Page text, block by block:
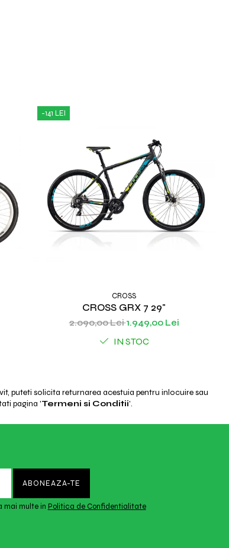
-141 LEI
CROSS
CROSS GRX 7 29"
2.090,00 Lei1.949,00 Lei
IN STOC
puteti solicita returnarea acestuia pentru inlocuire sau
pagina 'Termeni si Conditii'.
mai multe in Politica de Confidentialitate